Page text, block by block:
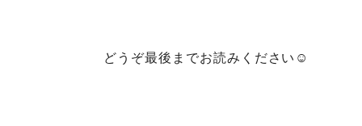
どうぞ最後までお読みください☺️